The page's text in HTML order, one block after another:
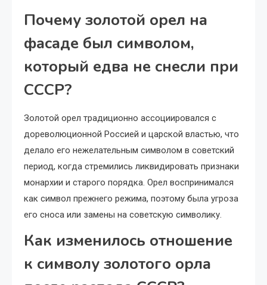
Почему золотой орел на
фасаде был символом,
который едва не снесли при
СССР?
Золотой орел традиционно ассоциировался с
дореволюционной Россией и царской властью, что
делало его нежелательным символом в советский
период, когда стремились ликвидировать признаки
монархии и старого порядка. Орел воспринимался
как символ прежнего режима, поэтому была угроза
его сноса или замены на советскую символику.
Как изменилось отношение
к символу золотого орла